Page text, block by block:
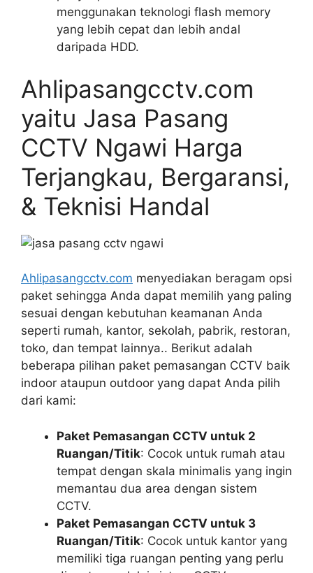
menggunakan teknologi flash memory
yang lebih cepat dan lebih andal
daripada HDD.
Ahlipasangcctv.com
yaitu Jasa Pasang
CCTV Ngawi Harga
Terjangkau, Bergaransi,
& Teknisi Handal
Ahlipasangcctv.com menyediakan beragam opsi
paket sehingga Anda dapat memilih yang paling
sesuai dengan kebutuhan keamanan Anda
seperti rumah, kantor, sekolah, pabrik, restoran,
toko, dan tempat lainnya.. Berikut adalah
beberapa pilihan paket pemasangan CCTV baik
indoor ataupun outdoor yang dapat Anda pilih
dari kami:
Paket Pemasangan CCTV untuk 2
Ruangan/Titik: Cocok untuk rumah atau
tempat dengan skala minimalis yang ingin
memantau dua area dengan sistem
CCTV.
Paket Pemasangan CCTV untuk 3
Ruangan/Titik: Cocok untuk kantor yang
memiliki tiga ruangan penting yang perlu